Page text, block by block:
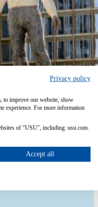
Privacy policy
to improve our website, show
experience. For more information
of "USU", including: usu.com.
Accept all